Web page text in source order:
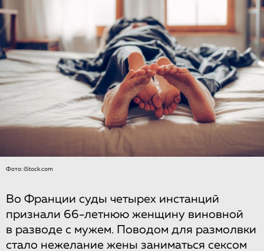
Фото: iStock.com
Во Франции суды четырех инстанций
признали 66-летнюю женщину виновной
в разводе с мужем. Поводом для размолвки
стало нежелание жены заниматься сексом